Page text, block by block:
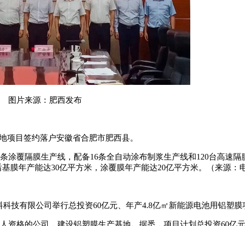
图片来源：肥西发布
项目签约落户安徽省合肥市肥西县。
涂覆隔膜生产线，配备16条全自动涂布制浆生产线和120台高速
膜年产能达30亿平方米，涂覆膜年产能达20亿平方米。（来源：
技有限公司举行总投资60亿元、年产4.8亿㎡新能源电池用铝塑膜
格的公司，建设铝塑膜生产基地。据悉，项目计划总投资60亿